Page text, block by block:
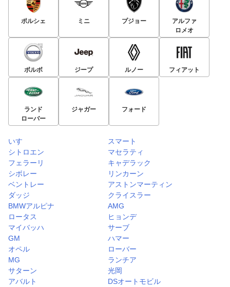
ポルシェ ミニ プジョー
アルファ
ロメオ
ボルボ ジープ ルノー フィアット
ランド
ローバー
ジャガー フォード
いすゞ
スマート
シトロエン
マセラティ
フェラーリ
キャデラック
シボレー
リンカーン
ベントレー
アストンマーティン
ダッジ
クライスラー
BMWアルピナ
AMG
ロータス
ヒョンデ
マイバッハ
サーブ
GM
ハマー
オペル
ローバー
MG
ランチア
サターン
光岡
アバルト
DSオートモビル